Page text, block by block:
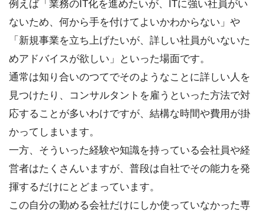
例えば「業務のIT化を進めたいが、ITに強い社員がい
ないため、何から手を付けてよいかわからない」や
「新規事業を立ち上げたいが、詳しい社員がいないた
めアドバイスが欲しい」といった場面です。
通常は知り合いのつてでそのようなことに詳しい人を
見つけたり、コンサルタントを雇うといった方法で対
応することが多いわけですが、結構な時間や費用が掛
かってしまいます。
一方、そういった経験や知識を持っている会社員や経
営者はたくさんいますが、普段は自社でその能力を発
揮するだけにとどまっています。
この自分の勤める会社だけにしか使っていなかった専